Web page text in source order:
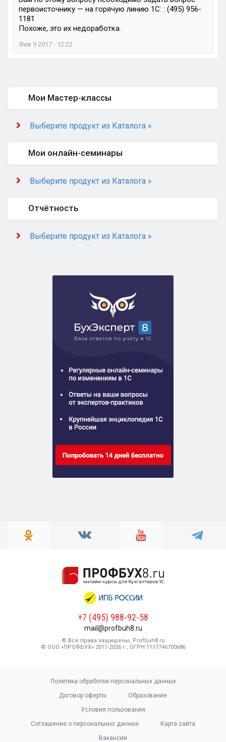
первоисточнику — на горячую линию 1С: : (495) 956-
1181
Похоже, это их недоработка.
Фев 9 2017 - 12:22
Мои Мастер-классы
Выберите продукт из Каталога »
Мои онлайн-семинары
Выберите продукт из Каталога »
Отчётность
Выберите продукт из Каталога »
+7 (495) 988-92-58
mail@profbuh8.ru
© Все права защищены, Profbuh8.ru
© ООО «ПРОФБУХ» 2011-2026 г., ОГРН 1117746700686
Политика обработки персональных данных
Договор оферты
Образование
Условия пользования
Соглашение о персональных данных
Карта сайта
Вакансии